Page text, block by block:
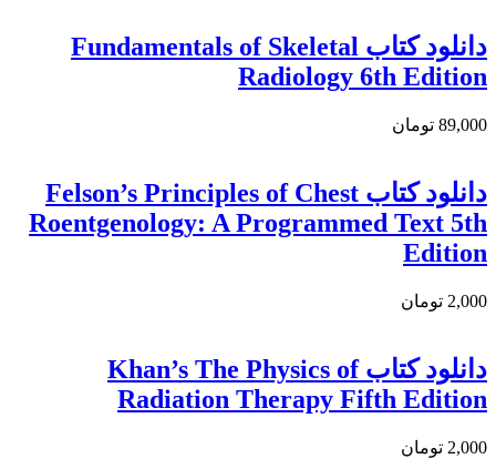
دانلود کتاب Fundamentals of Skeletal
Radiology 6th Edition
89,000 تومان
دانلود کتاب Felson’s Principles of Chest
Roentgenology: A Programmed Text 5th
Edition
2,000 تومان
دانلود کتاب Khan’s The Physics of
Radiation Therapy Fifth Edition
2,000 تومان